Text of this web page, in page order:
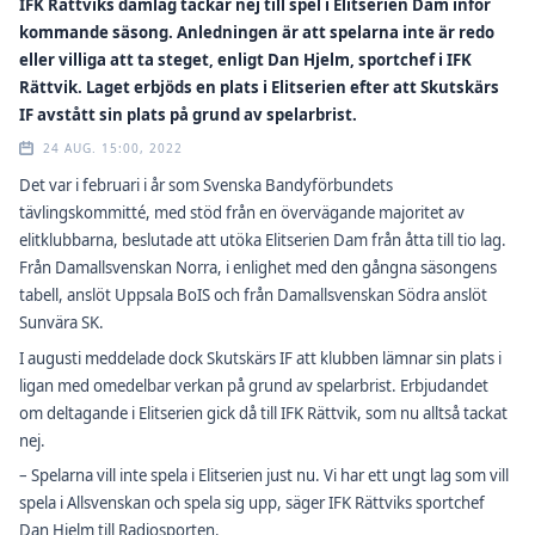
IFK Rättviks damlag tackar nej till spel i Elitserien Dam inför
kommande säsong. Anledningen är att spelarna inte är redo
eller villiga att ta steget, enligt Dan Hjelm, sportchef i IFK
Rättvik. Laget erbjöds en plats i Elitserien efter att Skutskärs
IF avstått sin plats på grund av spelarbrist.
24 AUG. 15:00, 2022
Det var i februari i år som Svenska Bandyförbundets
tävlingskommitté, med stöd från en övervägande majoritet av
elitklubbarna, beslutade att utöka Elitserien Dam från åtta till tio lag.
Från Damallsvenskan Norra, i enlighet med den gångna säsongens
tabell, anslöt Uppsala BoIS och från Damallsvenskan Södra anslöt
Sunvära SK.
I augusti meddelade dock Skutskärs IF att klubben lämnar sin plats i
ligan med omedelbar verkan på grund av spelarbrist. Erbjudandet
om deltagande i Elitserien gick då till IFK Rättvik, som nu alltså tackat
nej.
– Spelarna vill inte spela i Elitserien just nu. Vi har ett ungt lag som vill
spela i Allsvenskan och spela sig upp, säger IFK Rättviks sportchef
Dan Hjelm till Radiosporten.